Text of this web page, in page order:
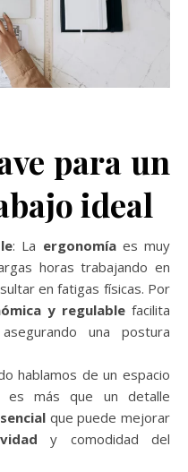
para un
ideal
: La ergonomíaes muy
horas trabajando en
en fatigas físicas. Por
y regulable facilita
una postura
hablamos de un espacio
es más que un detalle
que puede mejorar
y comodidad del